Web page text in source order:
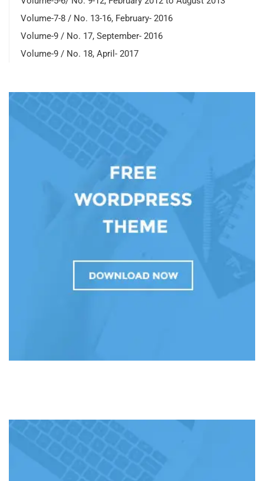
Volume-7-8 / No. 13-16, February- 2016
Volume-9 / No. 17, September- 2016
Volume-9 / No. 18, April- 2017